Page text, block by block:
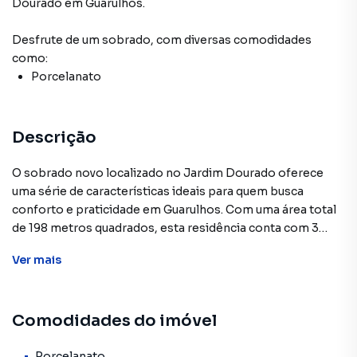
Dourado em Guarulhos.
Desfrute de um sobrado, com diversas comodidades
como:
Porcelanato
Descrição
O sobrado novo localizado no Jardim Dourado oferece
uma série de características ideais para quem busca
conforto e praticidade em Guarulhos. Com uma área total
de 198 metros quadrados, esta residência conta com 3
proporciona um espaço adicional para relaxamento. O
interno.
Ver mais
Comodidades do imóvel